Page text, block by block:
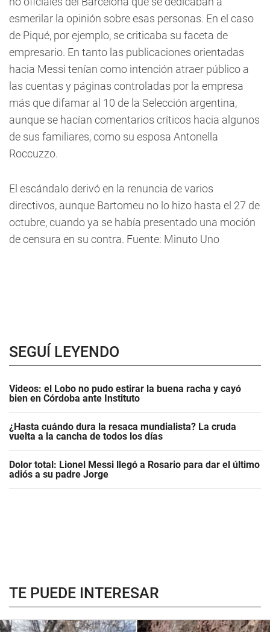
esmerilar la opinión sobre esas personas. En el caso
de Piqué, por ejemplo, se criticaba su faceta de
empresario. En tanto las publicaciones orientadas
hacia Messi tenían como intención atraer público a
las cuentas y páginas controladas por la empresa
más que difamar al 10 de la Selección argentina,
aunque se hacían comentarios críticos hacia algunos
de sus familiares, como su esposa Antonella
Roccuzzo.
El escándalo derivó en la renuncia de varios
directivos, aunque Bartomeu no lo hizo hasta el 27 de
octubre, cuando ya se había presentado una moción
de censura en su contra. Fuente: Minuto Uno
SEGUÍ LEYENDO
Videos: el Lobo no pudo estirar la buena racha y cayó
bien en Córdoba ante Instituto
¿Hasta cuándo dura la resaca mundialista? La cruda
vuelta a la cancha de todos los días
Dolor total: Lionel Messi llegó a Rosario para dar el último
adiós a su padre Jorge
TE PUEDE INTERESAR